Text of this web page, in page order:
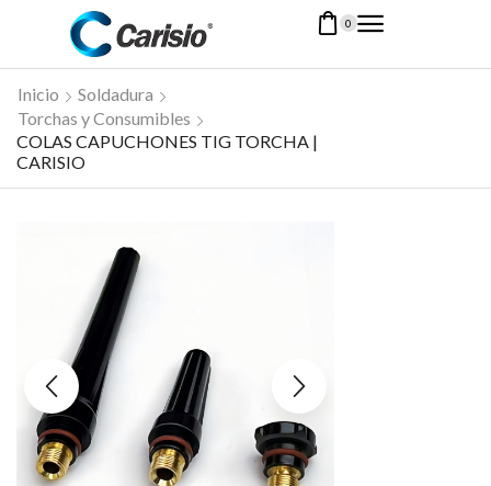
0
Inicio
Soldadura
Torchas y Consumibles
COLAS CAPUCHONES TIG TORCHA |
CARISIO